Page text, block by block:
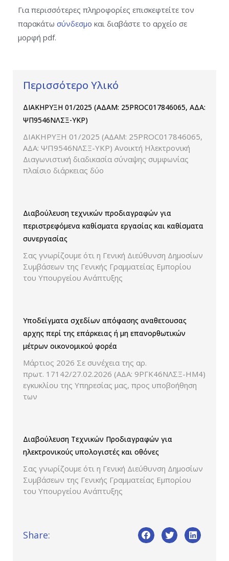
Για περισσότερες πληροφορίες επισκεφτείτε τον
παρακάτω σύνδεσμο και διαβάστε το αρχείο σε
μορφή pdf.
Περισσότερο Υλικό
ΔΙΑΚΗΡΥΞΗ 01/2025 (ΑΔΑΜ: 25PROC017846065, ΑΔΑ:
ΨΠ9546ΝΛΣΞ-ΥΚΡ)
ΔΙΑΚΗΡΥΞΗ 01/2025 (ΑΔΑΜ: 25PROC017846065,
ΑΔΑ: ΨΠ9546ΝΛΣΞ-ΥΚΡ) Ανοικτή Ηλεκτρονική
Διαγωνιστική διαδικασία σύναψης συμφωνίας
πλαίσιο διάρκειας δύο
Διαβούλευση τεχνικών προδιαγραφών για
περιστρεφόμενα καθίσματα εργασίας και καθίσματα
συνεργασίας
Σας γνωρίζουμε ότι η Γενική Διεύθυνση Δημοσίων
Συμβάσεων της Γενικής Γραμματείας Εμπορίου
του Υπουργείου Ανάπτυξης
Υποδείγματα σχεδίων απόφασης αναθετουσας
αρχης περί της επάρκειας ή μη επανορθωτικών
μέτρων οικονομικού φορέα
Μάρτιος 2026 Σε συνέχεια της αρ.
πρωτ. 17142/27.02.2026 (ΑΔΑ: 9ΡΓΚ46ΝΛΣΞ-ΗΜ4)
εγκυκλίου της Υπηρεσίας μας, προς υποβοήθηση
των
Διαβούλευση Τεχνικών Προδιαγραφών για
ηλεκτρονικούς υπολογιστές και οθόνες
Σας γνωρίζουμε ότι η Γενική Διεύθυνση Δημοσίων
Συμβάσεων της Γενικής Γραμματείας Εμπορίου
του Υπουργείου Ανάπτυξης
Share: